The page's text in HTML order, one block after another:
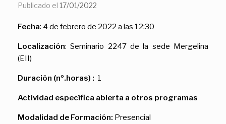
Publicado el 17/01/2022
Fecha: 4 de febrero de 2022 a las 12:30
Localización: Seminario 2247 de la sede Mergelina
(EII)
Duración (nº.horas) : 1
Actividad específica abierta a otros programas
Modalidad de Formación: Presencial